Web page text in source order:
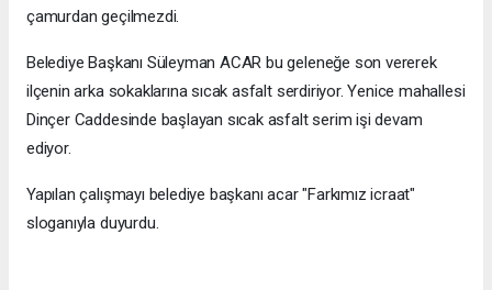
çamurdan geçilmezdi.
Belediye Başkanı Süleyman ACAR bu geleneğe son vererek
ilçenin arka sokaklarına sıcak asfalt serdiriyor. Yenice mahallesi
Dinçer Caddesinde başlayan sıcak asfalt serim işi devam
ediyor.
Yapılan çalışmayı belediye başkanı acar "Farkımız icraat"
sloganıyla duyurdu.